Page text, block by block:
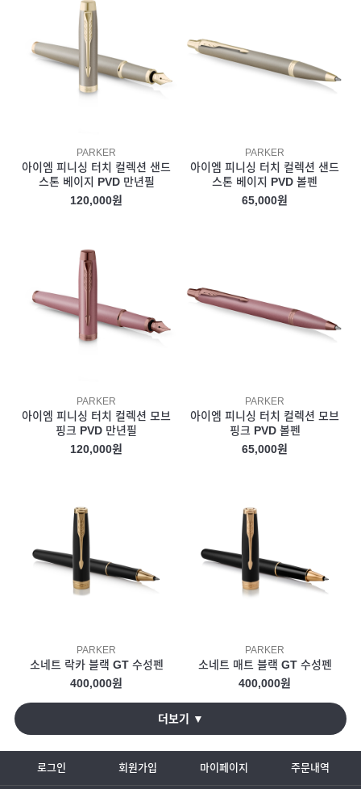
PARKER
아이엠 피니싱 터치 컬렉션 샌드
스톤 베이지 PVD 만년필
120,000원
PARKER
아이엠 피니싱 터치 컬렉션 샌드
스톤 베이지 PVD 볼펜
65,000원
PARKER
아이엠 피니싱 터치 컬렉션 모브
핑크 PVD 만년필
120,000원
PARKER
아이엠 피니싱 터치 컬렉션 모브
핑크 PVD 볼펜
65,000원
PARKER
소네트 락카 블랙 GT 수성펜
400,000원
PARKER
소네트 매트 블랙 GT 수성펜
400,000원
더보기 ▼
로그인 회원가입 마이페이지 주문내역